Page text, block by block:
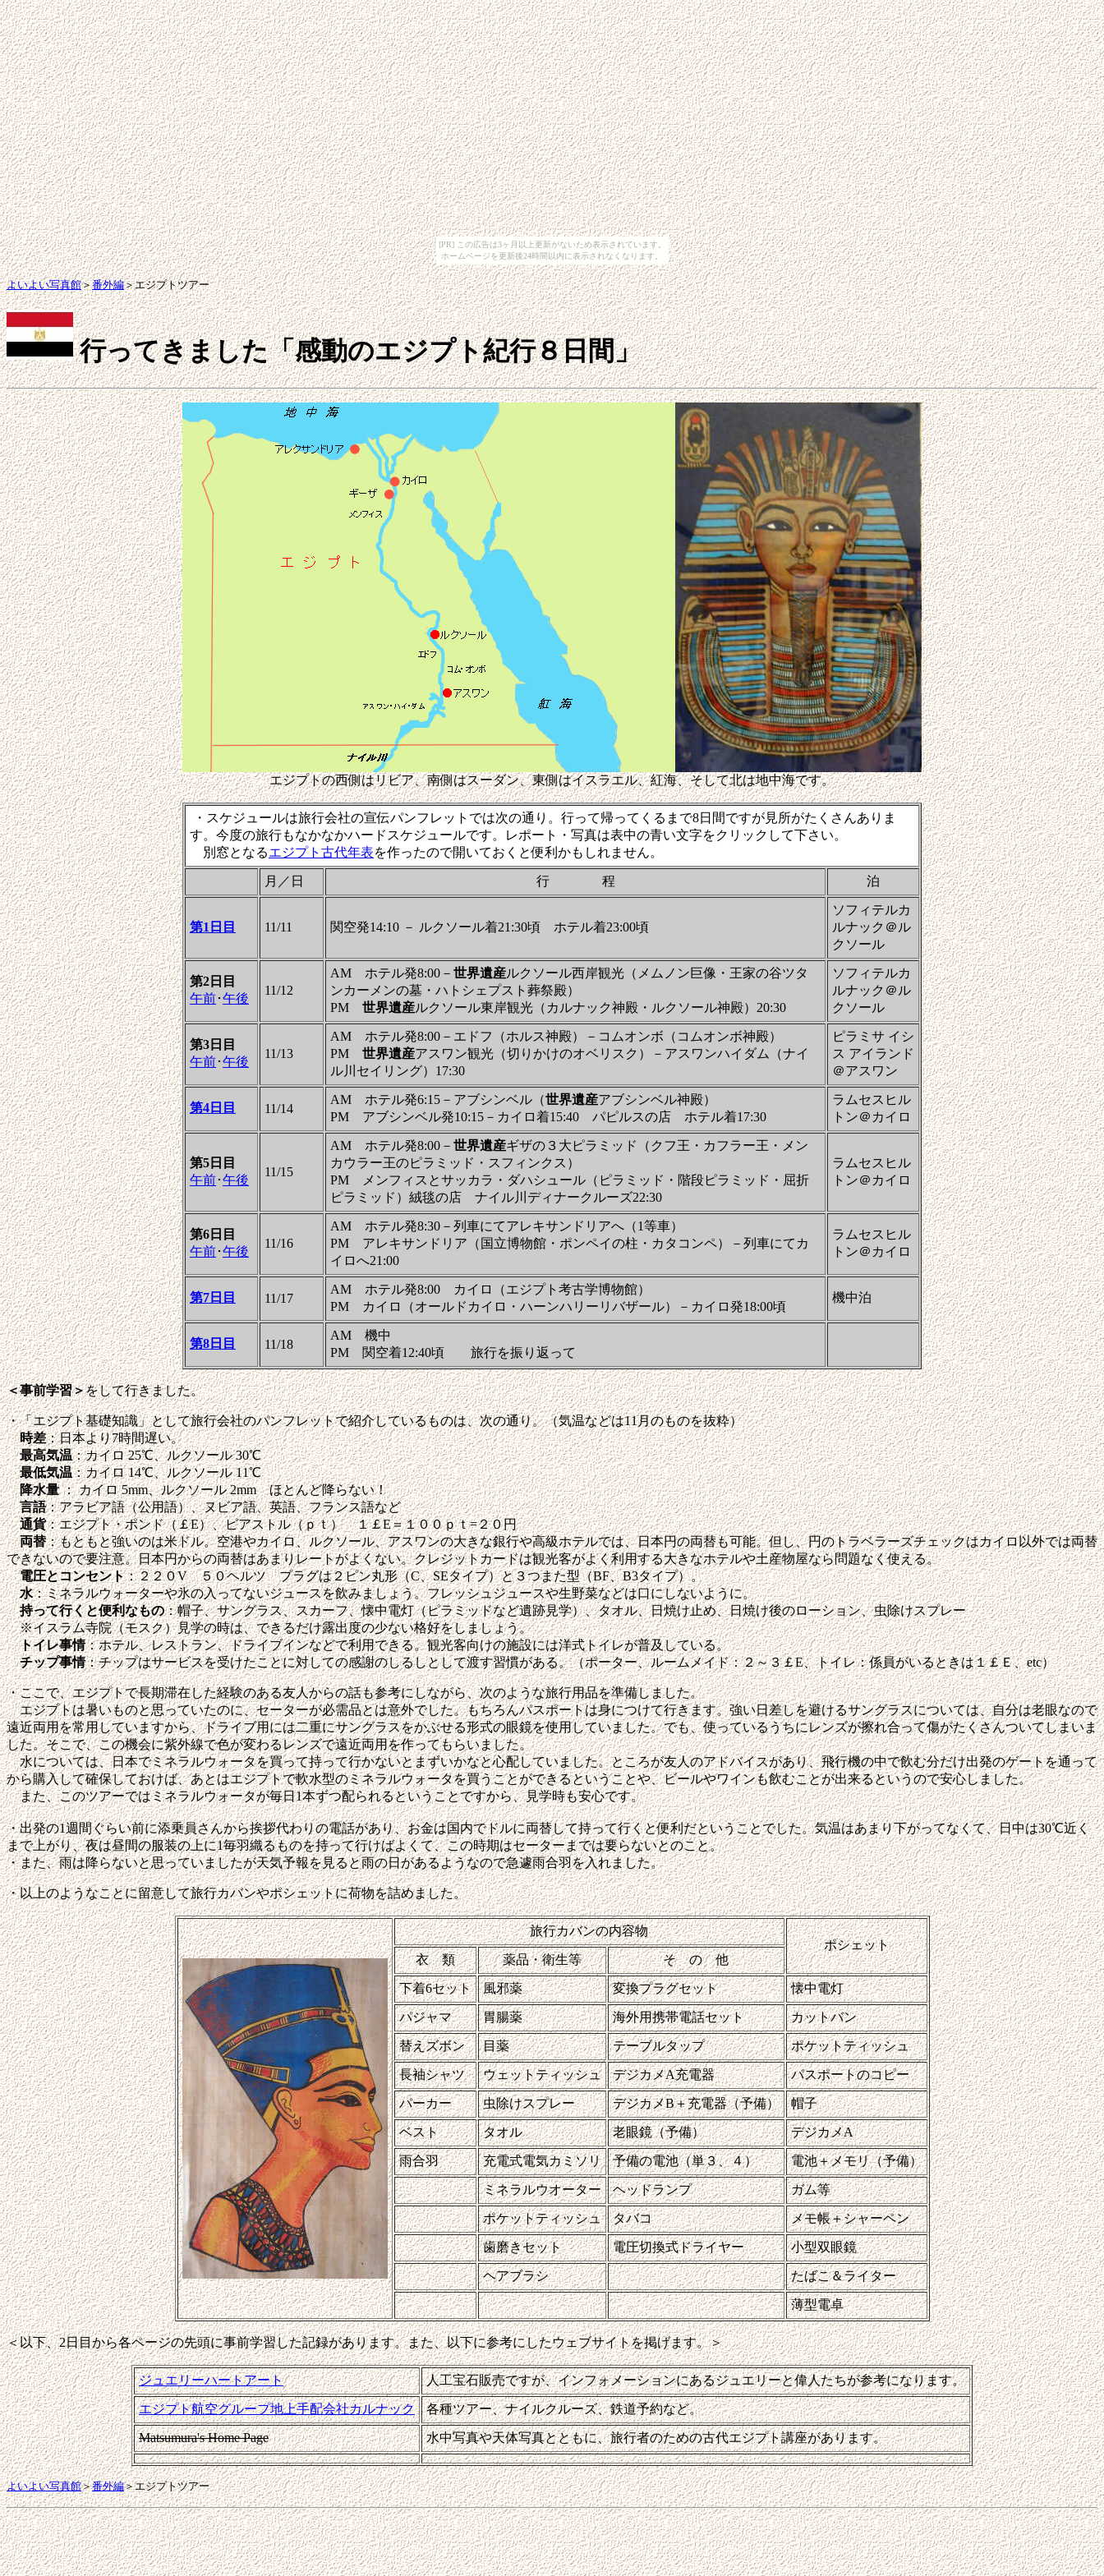
[PR] この広告は3ヶ月以上更新がないため表示されています。
ホームページを更新後24時間以内に表示されなくなります。
よいよい写真館＞番外編＞エジプトツアー
行ってきました「感動のエジプト紀行８日間」
エジプトの西側はリビア、南側はスーダン、東側はイスラエル、紅海、そして北は地中海です。
・スケジュールは旅行会社の宣伝パンフレットでは次の通り。行って帰ってくるまで8日間ですが見所がたくさんありま
す。今度の旅行もなかなかハードスケジュールです。レポート・写真は表中の青い文字をクリックして下さい。
別窓となるエジプト古代年表を作ったので開いておくと便利かもしれません。
月／日 行 程 泊
第1日目 11/11 関空発14:10 － ルクソール着21:30頃 ホテル着23:00頃
ソフィテルカ
ルナック＠ル
クソール
第2日目
午前･午後
11/12
AM ホテル発8:00－ 世界遺産ルクソール西岸観光（メムノン巨像・王家の谷ツタ
ンカーメンの墓・ハトシェプスト葬祭殿）
PM 世界遺産ルクソール東岸観光（カルナック神殿・ルクソール神殿）20:30
ソフィテルカ
ルナック＠ル
クソール
第3日目
午前･午後
11/13
AM ホテル発8:00－エドフ（ホルス神殿）－コムオンボ（コムオンボ神殿）
PM 世界遺産アスワン観光（切りかけのオベリスク）－アスワンハイダム（ナイ
ル川セイリング）17:30
ピラミサ イシ
ス アイランド
＠アスワン
第4日目 11/14
AM ホテル発6:15－アブシンベル（世界遺産アブシンベル神殿）
PM アブシンベル発10:15－カイロ着15:40 パピルスの店 ホテル着17:30
ラムセスヒル
トン＠カイロ
第5日目
午前･午後
11/15
AM ホテル発8:00－ 世界遺産ギザの３大ピラミッド（クフ王・カフラー王・メン
カウラー王のピラミッド・スフィンクス）
PM メンフィスとサッカラ・ダハシュール（ピラミッド・階段ピラミッド・屈折
ピラミッド）絨毯の店 ナイル川ディナークルーズ22:30
ラムセスヒル
トン＠カイロ
第6日目
午前･午後
11/16
AM ホテル発8:30－列車にてアレキサンドリアへ（1等車）
PM アレキサンドリア（国立博物館・ポンペイの柱・カタコンペ）－列車にてカ
イロへ21:00
ラムセスヒル
トン＠カイロ
第7日目 11/17
AM ホテル発8:00 カイロ（エジプト考古学博物館）
PM カイロ（オールドカイロ・ハーンハリーリバザール）－カイロ発18:00頃
機中泊
第8日目 11/18
AM 機中
PM 関空着12:40頃 旅行を振り返って
＜事前学習＞をして行きました。
・「エジプト基礎知識」として旅行会社のパンフレットで紹介しているものは、次の通り。（気温などは11月のものを抜粋）
時差：日本より7時間遅い。
最高気温：カイロ 25℃、ルクソール 30℃
最低気温：カイロ 14℃、ルクソール 11℃
降水量： カイロ 5mm、ルクソール 2mm ほとんど降らない！
言語：アラビア語（公用語）、ヌビア語、英語、フランス語など
通貨：エジプト・ポンド（￡E）、ピアストル（ｐｔ） １￡E＝１００ｐｔ=２０円
両替：もともと強いのは米ドル。空港やカイロ、ルクソール、アスワンの大きな銀行や高級ホテルでは、日本円の両替も可能。但し、円のトラベラーズチェックはカイロ以外では両替
できないので要注意。日本円からの両替はあまりレートがよくない。クレジットカードは観光客がよく利用する大きなホテルや土産物屋なら問題なく使える。
電圧とコンセント：２２０V ５０ヘルツ プラグは２ピン丸形（C、SEタイプ）と３つまた型（BF、B3タイプ）。
水：ミネラルウォーターや氷の入ってないジュースを飲みましょう。フレッシュジュースや生野菜などは口にしないように。
持って行くと便利なもの：帽子、サングラス、スカーフ、懐中電灯（ピラミッドなど遺跡見学）、タオル、日焼け止め、日焼け後のローション、虫除けスプレー
※イスラム寺院（モスク）見学の時は、できるだけ露出度の少ない格好をしましょう。
トイレ事情：ホテル、レストラン、ドライブインなどで利用できる。観光客向けの施設には洋式トイレが普及している。
チップ事情：チップはサービスを受けたことに対しての感謝のしるしとして渡す習慣がある。（ポーター、ルームメイド：２～３￡E、トイレ：係員がいるときは１￡Ｅ、etc）
・ここで、エジプトで長期滞在した経験のある友人からの話も参考にしながら、次のような旅行用品を準備しました。
エジプトは暑いものと思っていたのに、セーターが必需品とは意外でした。もちろんパスポートは身につけて行きます。強い日差しを避けるサングラスについては、自分は老眼なので
遠近両用を常用していますから、ドライブ用には二重にサングラスをかぶせる形式の眼鏡を使用していました。でも、使っているうちにレンズが擦れ合って傷がたくさんついてしまいま
した。そこで、この機会に紫外線で色が変わるレンズで遠近両用を作ってもらいました。
水については、日本でミネラルウォータを買って持って行かないとまずいかなと心配していました。ところが友人のアドバイスがあり、飛行機の中で飲む分だけ出発のゲートを通って
から購入して確保しておけば、あとはエジプトで軟水型のミネラルウォータを買うことができるということや、ビールやワインも飲むことが出来るというので安心しました。
また、このツアーではミネラルウォータが毎日1本ずつ配られるということですから、見学時も安心です。
・出発の1週間ぐらい前に添乗員さんから挨拶代わりの電話があり、お金は国内でドルに両替して持って行くと便利だということでした。気温はあまり下がってなくて、日中は30℃近く
まで上がり、夜は昼間の服装の上に1毎羽織るものを持って行けばよくて、この時期はセーターまでは要らないとのこと。
・また、雨は降らないと思っていましたが天気予報を見ると雨の日があるようなので急遽雨合羽を入れました。
・以上のようなことに留意して旅行カバンやポシェットに荷物を詰めました。
旅行カバンの内容物
ポシェット
衣 類
薬品・衛生等 そ の 他
下着6セット 風邪薬 変換プラグセット 懐中電灯
パジャマ 胃腸薬 海外用携帯電話セット カットバン
替えズボン 目薬 テーブルタップ ポケットティッシュ
長袖シャツ ウェットティッシュ デジカメA充電器 パスポートのコピー
パーカー 虫除けスプレー デジカメB＋充電器（予備） 帽子
ベスト タオル 老眼鏡（予備） デジカメA
雨合羽 充電式電気カミソリ 予備の電池（単３、４） 電池＋メモリ（予備）
ミネラルウオーター ヘッドランプ ガム等
ポケットティッシュ タバコ メモ帳＋シャーペン
歯磨きセット 電圧切換式ドライヤー 小型双眼鏡
ヘアブラシ たばこ＆ライター
薄型電卓
＜以下、2日目から各ページの先頭に事前学習した記録があります。また、以下に参考にしたウェブサイトを掲げます。＞
ジュエリーハートアート 人工宝石販売ですが、インフォメーションにあるジュエリーと偉人たちが参考になります。
エジプト航空グループ地上手配会社カルナック 各種ツアー、ナイルクルーズ、鉄道予約など。
Matsumura's Home Page 水中写真や天体写真とともに、旅行者のための古代エジプト講座があります。
よいよい写真館＞番外編＞エジプトツアー